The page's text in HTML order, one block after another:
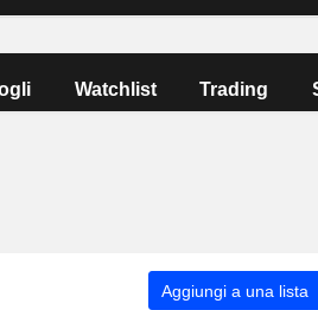
Watchlist Trading
Aggiungi a una lista